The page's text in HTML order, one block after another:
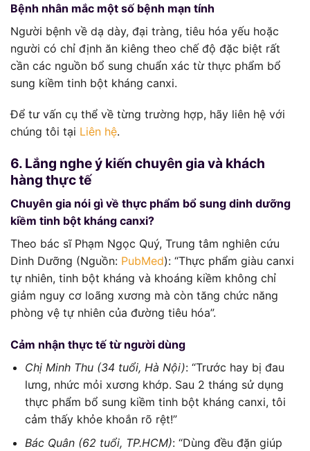
Bệnh nhân mắc một số bệnh mạn tính
Người bệnh về dạ dày, đại tràng, tiêu hóa yếu hoặc
người có chỉ định ăn kiêng theo chế độ đặc biệt rất
cần các nguồn bổ sung chuẩn xác từ thực phẩm bổ
sung kiềm tinh bột kháng canxi.
Để tư vấn cụ thể về từng trường hợp, hãy liên hệ với
chúng tôi tại Liên hệ.
6. Lắng nghe ý kiến chuyên gia và khách
hàng thực tế
Chuyên gia nói gì về thực phẩm bổ sung dinh dưỡng
kiềm tinh bột kháng canxi?
Theo bác sĩ Phạm Ngọc Quý, Trung tâm nghiên cứu
Dinh Dưỡng (Nguồn: PubMed): “Thực phẩm giàu canxi
tự nhiên, tinh bột kháng và khoáng kiềm không chỉ
giảm nguy cơ loãng xương mà còn tăng chức năng
phòng vệ tự nhiên của đường tiêu hóa”.
Cảm nhận thực tế từ người dùng
Chị Minh Thu (34 tuổi, Hà Nội): “Trước hay bị đau
lưng, nhức mỏi xương khớp. Sau 2 tháng sử dụng
thực phẩm bổ sung kiềm tinh bột kháng canxi, tôi
cảm thấy khỏe khoắn rõ rệt!”
Bác Quân (62 tuổi, TP.HCM): “Dùng đều đặn giúp